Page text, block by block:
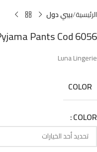
الرئيسية بيبي دول
Pants Cod 6056
Luna Lingerie
COLOR
COLOR